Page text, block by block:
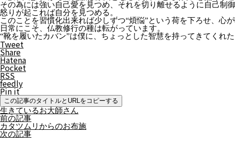
その為には強い自己愛を見つめ、それを切り離せるように自己制
怒りが起これば自分を見つめる。
このことを習慣化出来れば少しずつ“煩悩”という荷を下ろせ、心
日常にこそ、仏教修行の種は転がっています。
“靴を履いたカバン”は僕に、ちょっとした智慧を持ってきてくれた
Tweet
Share
Hatena
Pocket
RSS
feedly
Pin it
この記事のタイトルとURLをコピーする
生きているお大師さん
前の記事
カタツムリからのお布施
次の記事